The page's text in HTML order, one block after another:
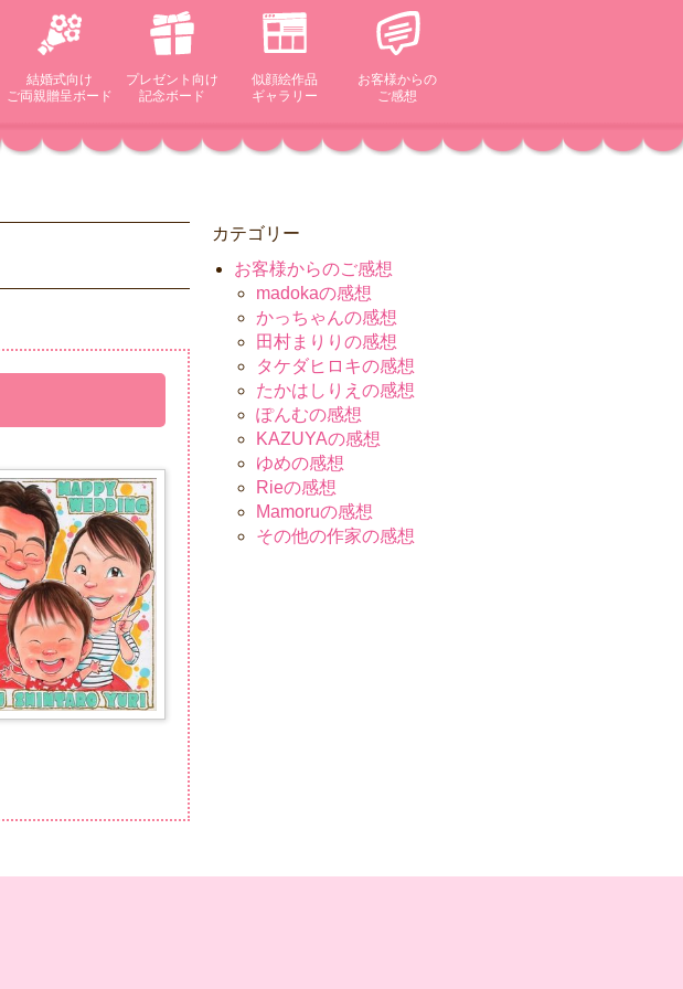
結婚式向け
ご両親贈呈ボード
プレゼント向け
記念ボード
似顔絵作品
ギャラリー
お客様からの
ご感想
カテゴリー
お客様からのご感想
madokaの感想
かっちゃんの感想
田村まりりの感想
タケダヒロキの感想
たかはしりえの感想
ぽんむの感想
KAZUYAの感想
ゆめの感想
Rieの感想
Mamoruの感想
その他の作家の感想